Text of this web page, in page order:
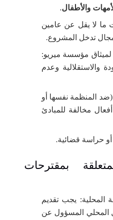
والأطفال.
ما لا يقل عن عامين
تدخل المشروع.
لميثاق مؤسسة ميريو:
والاستقلالية وعدم
(ضد المنظمة نفسها أو
مخالفة للمبادئ
حراسة قضائية.
بمقترحات
المحلية: يجب تقديم
المحلي المسؤول عن